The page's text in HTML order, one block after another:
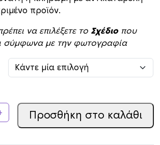
προϊόν.
να επιλέξετε το Σχέδιο που
σύμφωνα με την φωτογραφία
Προσθήκη στο καλάθι